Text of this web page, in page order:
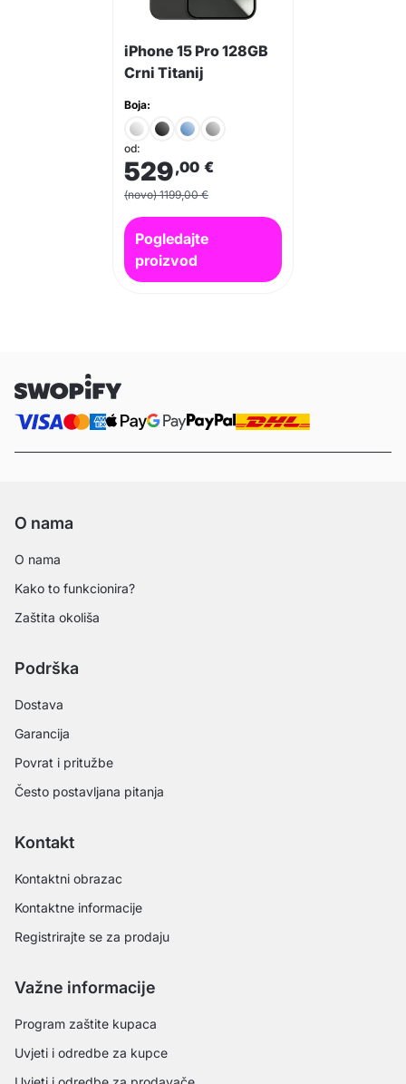
iPhone 15 Pro 128GB
Crni Titanij
Boja:
od:
529,00 €
(novo) 1199,00 €
Pogledajte
proizvod
O nama
O nama
Kako to funkcionira?
Zaštita okoliša
Podrška
Dostava
Garancija
Povrat i pritužbe
Često postavljana pitanja
Kontakt
Kontaktni obrazac
Kontaktne informacije
Registrirajte se za prodaju
Važne informacije
Program zaštite kupaca
Uvjeti i odredbe za kupce